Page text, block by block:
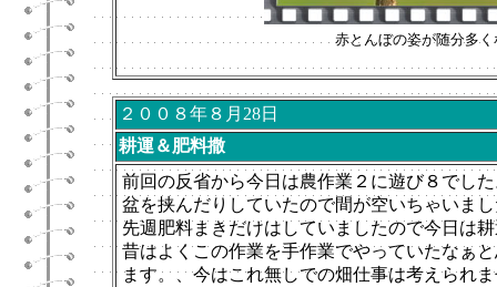
赤とんぼの姿が随分多く
２００８年８月28日
耕運＆肥料撒
前回の反省から今日は農作業２に遊び８でし
盆を挟んだりしていたので間が空いちゃいま
先週肥料まきだけはしていましたので今日は
昔はよくこの作業を手作業でやっていたなぁ
ます。、今はこれ無しでの畑仕事は考えられ